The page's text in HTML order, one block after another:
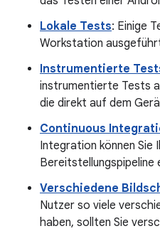
Lokale Tests: Einige
Workstation
Instrumentierte
instrumentierte Tests
die direkt auf dem
Continuous
Integration können Sie
Bereitstellungspipeline
Verschiedene
Nutzer so viele
haben, sollten Sie